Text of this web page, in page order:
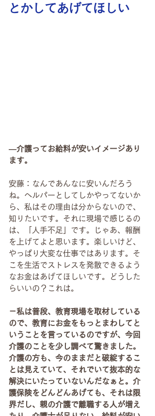
とかしてあげてほしい
―介護ってお給料が安いイメージあり
ます。
安藤：なんであんなに安いんだろう
ね。ヘルパーとしてしかやってないか
ら、私はその理由は分からないので、
知りたいです。それに現場で感じるの
は、「人手不足」です。じゃあ、報酬
を上げてよと思います。楽しいけど、
やっぱり大変な仕事ではあります。そ
こを生活でストレスを発散できるよう
なお金はあげてほしいです。どうした
らいいの？これは。
－私は普段、教育現場を取材している
ので、教育にお金をもっとまわしてと
いうことを言っているのですが、今回
介護のことを少し調べて驚きました。
介護の方も、今のままだと破綻するこ
とは見えていて、それでいて抜本的な
解決にいたっていないんだなぁと。介
護保険をどんどんあげても、それは限
界だし、親の介護で離職する人が増え